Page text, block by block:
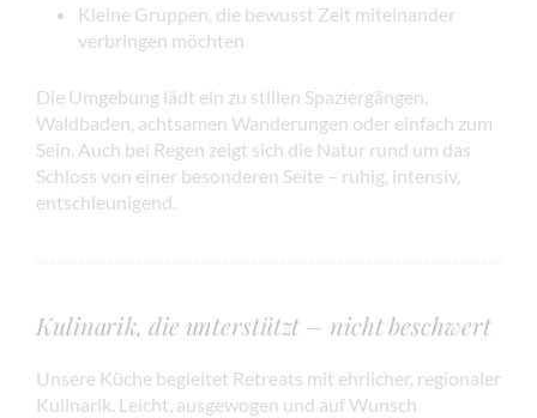
Kleine Gruppen, die bewusst Zeit miteinander
verbringen möchten
Die Umgebung lädt ein zu stillen Spaziergängen,
Waldbaden, achtsamen Wanderungen oder einfach zum
Sein. Auch bei Regen zeigt sich die Natur rund um das
Schloss von einer besonderen Seite – ruhig, intensiv,
entschleunigend.
Kulinarik, die unterstützt – nicht beschwert
Unsere Küche begleitet Retreats mit ehrlicher, regionaler
Kulinarik. Leicht, ausgewogen und auf Wunsch